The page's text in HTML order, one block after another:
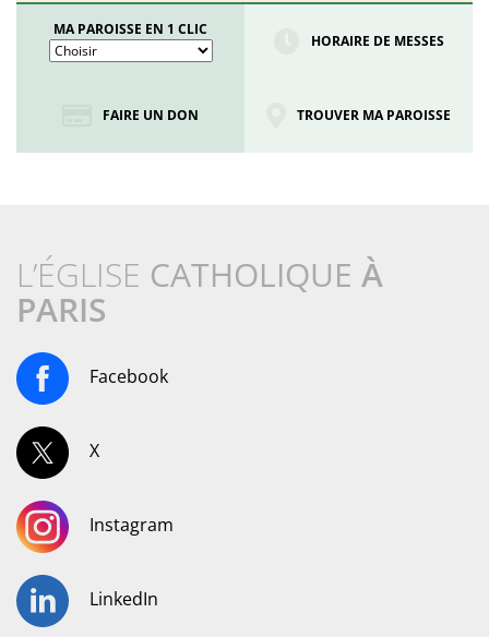
MA PAROISSE EN 1 CLIC
HORAIRE DE MESSES
FAIRE UN DON TROUVER MA PAROISSE
L’ÉGLISE CATHOLIQUE À
PARIS
Facebook
X
Instagram
LinkedIn